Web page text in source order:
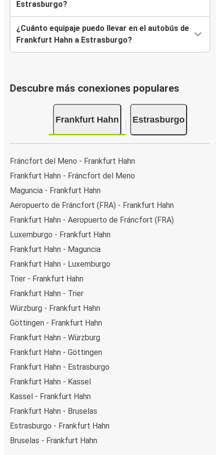
Estrasburgo?
¿Cuánto equipaje puedo llevar en el autobús de
Frankfurt Hahn a Estrasburgo?
Descubre más conexiones populares
Frankfurt Hahn Estrasburgo
Fráncfort del Meno - Frankfurt Hahn
Frankfurt Hahn - Fráncfort del Meno
Maguncia - Frankfurt Hahn
Aeropuerto de Fráncfort (FRA) - Frankfurt Hahn
Frankfurt Hahn - Aeropuerto de Fráncfort (FRA)
Luxemburgo - Frankfurt Hahn
Frankfurt Hahn - Maguncia
Frankfurt Hahn - Luxemburgo
Trier - Frankfurt Hahn
Frankfurt Hahn - Trier
Würzburg - Frankfurt Hahn
Göttingen - Frankfurt Hahn
Frankfurt Hahn - Würzburg
Frankfurt Hahn - Göttingen
Frankfurt Hahn - Estrasburgo
Frankfurt Hahn - Kassel
Kassel - Frankfurt Hahn
Frankfurt Hahn - Bruselas
Estrasburgo - Frankfurt Hahn
Bruselas - Frankfurt Hahn